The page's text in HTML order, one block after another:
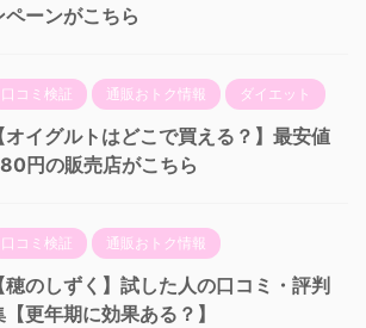
ペーンがこちら
口コミ検証 通販おトク情報 ダイエット
【オイグルトはどこで買える？】最安値
円の販売店がこちら
口コミ検証 通販おトク情報
【穂のしずく】試した人の口コミ・評判
【更年期に効果ある？】